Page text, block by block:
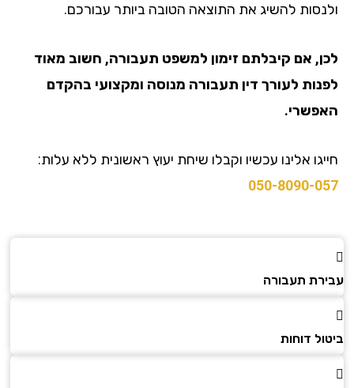
להשיג את התוצאה הטובה ביותר עבורכם.
אם קיבלתם זימון למשפט תעבורה, חשוב מאוד
לעורך דין תעבורה מנוסה ומקצועי בהקדם
אלינו עכשיו וקבלו שיחת יעוץ ראשונית ללא עלות:
050-8090-
תעבורה
דוחות